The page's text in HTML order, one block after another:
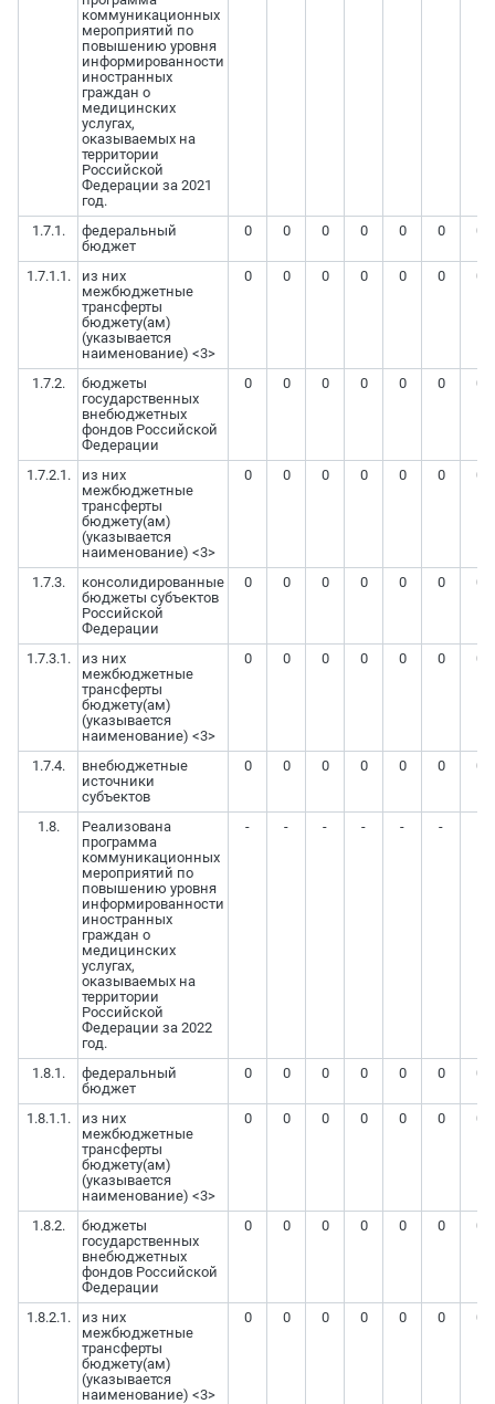
коммуникационных
мероприятий по
повышению уровня
информированности
иностранных
граждан о
медицинских
услугах,
оказываемых на
территории
Российской
Федерации за 2021
год.
1.7.1.
федеральный
бюджет
0 0 0 0 0 0 0
1.7.1.1.
из них
межбюджетные
трансферты
бюджету(ам)
(указывается
наименование) <3>
0 0 0 0 0 0 0
1.7.2.
бюджеты
государственных
внебюджетных
фондов Российской
Федерации
0 0 0 0 0 0 0
1.7.2.1.
из них
межбюджетные
трансферты
бюджету(ам)
(указывается
наименование) <3>
0 0 0 0 0 0 0
1.7.3.
консолидированные
бюджеты субъектов
Российской
Федерации
0 0 0 0 0 0 0
1.7.3.1.
из них
межбюджетные
трансферты
бюджету(ам)
(указывается
наименование) <3>
0 0 0 0 0 0 0
1.7.4.
внебюджетные
источники
субъектов
0 0 0 0 0 0 0
1.8.
Реализована
программа
коммуникационных
мероприятий по
повышению уровня
информированности
иностранных
граждан о
медицинских
услугах,
оказываемых на
территории
Российской
Федерации за 2022
год.
- - - - - -
1.8.1.
федеральный
бюджет
0 0 0 0 0 0 0
1.8.1.1.
из них
межбюджетные
трансферты
бюджету(ам)
(указывается
наименование) <3>
0 0 0 0 0 0 0
1.8.2.
бюджеты
государственных
внебюджетных
фондов Российской
Федерации
0 0 0 0 0 0 0
1.8.2.1.
из них
межбюджетные
трансферты
бюджету(ам)
(указывается
наименование) <3>
0 0 0 0 0 0 0